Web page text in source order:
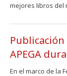
mejores libros del
APEGA
En el marco de la